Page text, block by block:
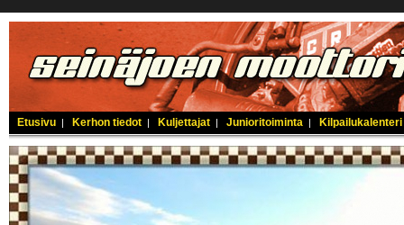
Etusivu | Kerhon tiedot | Kuljettajat | Junioritoiminta | Kilpailukalenteri